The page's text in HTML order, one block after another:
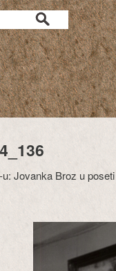
Jovanka Broz u